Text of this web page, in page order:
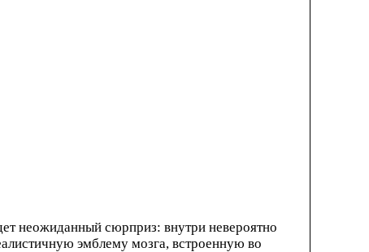
неожиданный сюрприз: внутри невероятно
эмблему мозга, встроенную во